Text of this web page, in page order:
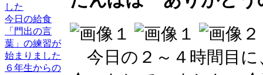
した
今日の給食
「門出の言
葉」の練習が
始まりました
６年生からの
今日の２～４時間目